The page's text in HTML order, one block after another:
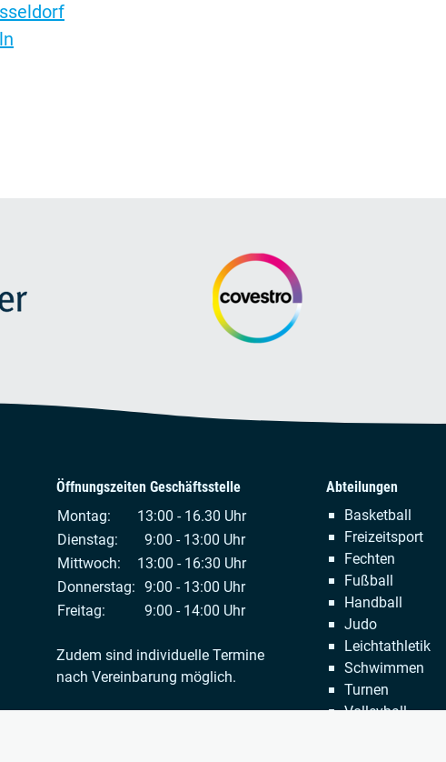
Öffnungszeiten Geschäftsstelle
Montag:
13:00 - 16.30 Uhr
Dienstag:
9:00 - 13:00 Uhr
Mittwoch:
13:00 - 16:30 Uhr
Donnerstag: 9:00 - 13:00 Uhr
Freitag:
9:00 - 14:00 Uhr
Zudem sind individuelle Termine
nach Vereinbarung möglich.
Abteilungen
Navigation
überspringen
Basketball
Freizeitsport
Fechten
Fußball
Handball
Judo
Leichtathletik
Schwimmen
Turnen
Volleyball